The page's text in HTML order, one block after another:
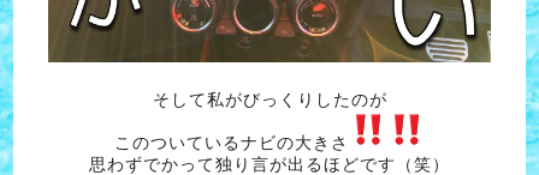
そして私がびっくりしたのが
このついているナビの大きさ
思わずでかって独り言が出るほどです（笑）